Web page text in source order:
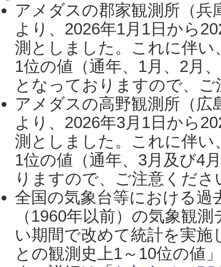
アメダスの郡家観測所（
より、2026年1月1日から
測としました。これに伴い
1位の値（通年、1月、2月
となっておりますので、
アメダスの高野観測所（
より、2026年3月1日から
測としました。これに伴い
1位の値（通年、3月及び4
りますので、ご注意くだ
全国の気象台等における過
（1960年以前）の気象観
い期間で改めて統計を実
との観測史上1～10位の値